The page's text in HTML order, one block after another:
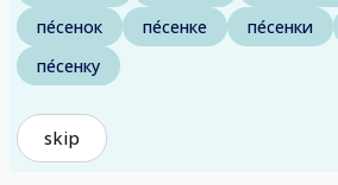
пе́сенок
пе́сенке пе́сенки
пе́сенку
skip